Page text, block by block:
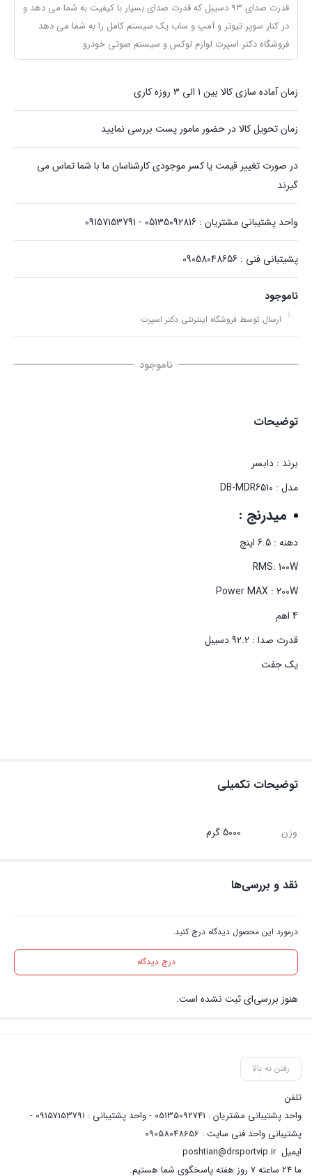
قدرت صدای 93 دسیبل که قدرت صدای بسیار با کیفیت به شما می دهد و
در کنار سوپر تیوتر و آمپ و ساب یک سیستم کامل را به شما می دهد
فروشگاه دکتر اسپرت لوازم لوکس و سیستم صوتی خودرو
زمان آماده سازی کالا بین 1 الی 3 روزه کاری
زمان تحویل کالا در حضور مامور پست بررسی نمایید
در صورت تغییر قیمت یا کسر موجودی کارشناسان ما با شما تماس می
گیرند
واحد پشتیبانی مشتریان : 05135092816 - 09157153791
پشیتبانی فنی : 09058048656
ناموجود
ارسال توسط فروشگاه اینترنتی دکتر اسپرت
ناموجود
توضیحات
برند : دابسر
مدل : DB-MDR6510
میدرنج :
دهنه : 6.5 اینچ
RMS: 100W
Power MAX : 200W
4 اهم
قدرت صدا : 92.2 دسیبل
یک جفت
توضیحات تکمیلی
وزن 5000 گرم
نقد و بررسی‌ها
درمورد این محصول دیدگاه درج کنید.
درج دیدگاه
هنوز بررسی‌ای ثبت نشده است.
رفتن به بالا
تلفن
واحد پشتیبانی مشتریان : 05135092741 - واحد پشتیبانی : 09157153791 -
پشتیبانی واحد فنی سایت : 09058048656
ایمیلposhtian@drsportvip.ir
ما 24 ساعته 7 روز هفته پاسخگوی شما هستیم.